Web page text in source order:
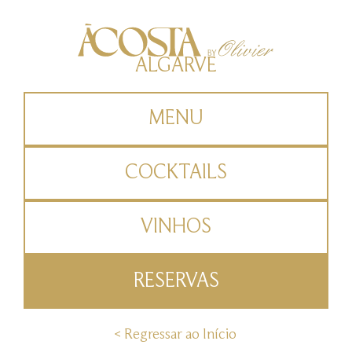
ALGARVE
MENU
COCKTAILS
VINHOS
RESERVAS
< Regressar ao Início